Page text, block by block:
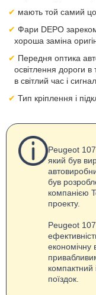
мають той самий
Фари DEPO
хороша заміна
Передня оптика
освітлення дороги в
в світлий час і
Тип кріплення і
Peugeot
який був
був
компанією
проекту.
Peugeot
економічну
компактний
поїздок.